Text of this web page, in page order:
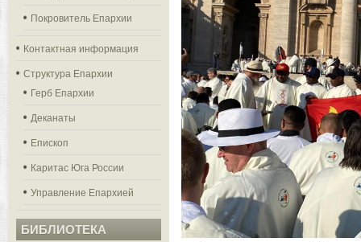
Покровитель Епархии
Контактная информация
Структура Епархии
Герб Епархии
Деканаты
Епископ
Каритас Юга России
Управление Епархией
БИБЛИОТЕКА